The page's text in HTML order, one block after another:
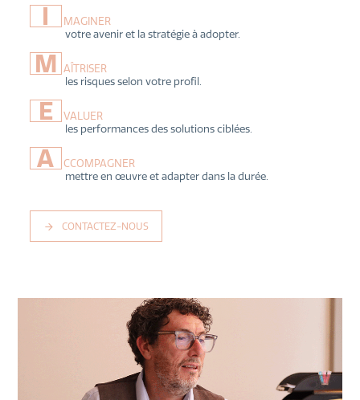
I
MAGINER
votre avenir et la stratégie à adopter.
M AÎTRISER
les risques selon votre profil.
E
VALUER
les performances des solutions ciblées.
A
CCOMPAGNER
mettre en œuvre et adapter dans la durée.
CONTACTEZ-NOUS